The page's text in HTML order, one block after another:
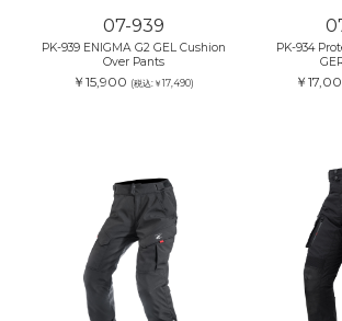
07-939
PK-939 ENIGMA G2 GEL Cushion
Over Pants
￥15,900 (税込:￥17,490)
PK-934
￥